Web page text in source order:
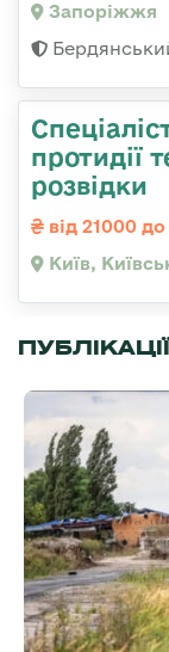
Запоріжжя
протидії
розвідки
від 21000
Київ,
ПУБЛІКАЦІЇ